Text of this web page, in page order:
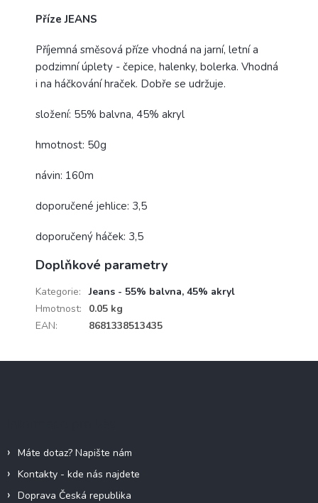
Příze JEANS
Příjemná směsová příze vhodná na jarní, letní a
podzimní úplety - čepice, halenky, bolerka. Vhodná
i na háčkování hraček. Dobře se udržuje.
složení: 55% balvna, 45% akryl
hmotnost: 50g
návin: 160m
doporučené jehlice: 3,5
doporučený háček: 3,5
Doplňkové parametry
Kategorie:
Jeans - 55% balvna, 45% akryl
Hmotnost:
0.05 kg
EAN: 8681338513435
Máte dotaz? Napište nám
Kontakty - kde nás najdete
Doprava Česká republika